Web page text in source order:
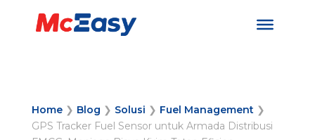
Home❯ Blog ❯ Solusi ❯ Fuel Management❯
GPS Tracker Fuel Sensor untuk Armada Distribusi